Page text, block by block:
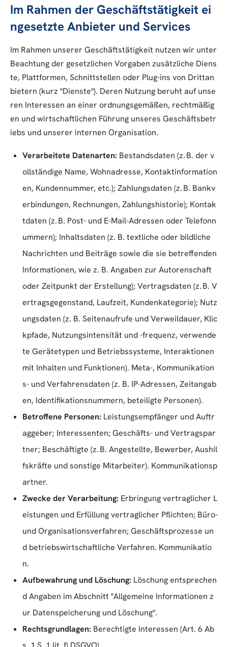
Im Rahmen der Geschäftstätigkeit ei
ngesetzte Anbieter und Services
Im Rahmen unserer Geschäftstätigkeit nutzen wir unter
Beachtung der gesetzlichen Vorgaben zusätzliche Diens
te, Plattformen, Schnittstellen oder Plug-ins von Drittan
bietern (kurz "Dienste"). Deren Nutzung beruht auf unse
ren Interessen an einer ordnungsgemäßen, rechtmäßig
en und wirtschaftlichen Führung unseres Geschäftsbetr
iebs und unserer internen Organisation.
Verarbeitete Datenarten: Bestandsdaten (z. B. der v
ollständige Name, Wohnadresse, Kontaktinformation
en, Kundennummer, etc.); Zahlungsdaten (z. B. Bankv
erbindungen, Rechnungen, Zahlungshistorie); Kontak
tdaten (z. B. Post- und E-Mail-Adressen oder Telefonn
ummern); Inhaltsdaten (z. B. textliche oder bildliche
Nachrichten und Beiträge sowie die sie betreffenden
Informationen, wie z. B. Angaben zur Autorenschaft
oder Zeitpunkt der Erstellung); Vertragsdaten (z. B. V
ertragsgegenstand, Laufzeit, Kundenkategorie); Nutz
ungsdaten (z. B. Seitenaufrufe und Verweildauer, Klic
kpfade, Nutzungsintensität und -frequenz, verwende
te Gerätetypen und Betriebssysteme, Interaktionen
mit Inhalten und Funktionen). Meta-, Kommunikation
s- und Verfahrensdaten (z. B. IP-Adressen, Zeitangab
en, Identifikationsnummern, beteiligte Personen).
Betroffene Personen: Leistungsempfänger und Auftr
aggeber; Interessenten; Geschäfts- und Vertragspar
tner; Beschäftigte (z. B. Angestellte, Bewerber, Aushil
fskräfte und sonstige Mitarbeiter). Kommunikationsp
artner.
Zwecke der Verarbeitung: Erbringung vertraglicher L
eistungen und Erfüllung vertraglicher Pflichten; Büro-
und Organisationsverfahren; Geschäftsprozesse un
d betriebswirtschaftliche Verfahren. Kommunikatio
n.
Aufbewahrung und Löschung: Löschung entsprechen
d Angaben im Abschnitt "Allgemeine Informationen z
ur Datenspeicherung und Löschung".
Rechtsgrundlagen: Berechtigte Interessen (Art. 6 Ab